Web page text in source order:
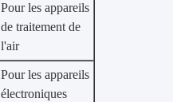
Pour les appareils
de traitement de
l'air
Pour les appareils
électroniques